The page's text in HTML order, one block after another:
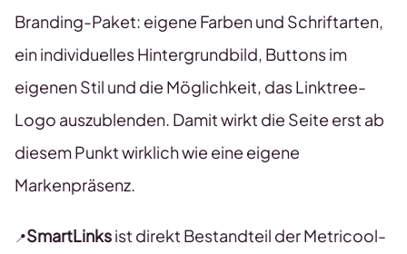
Branding-Paket: eigene Farben und Schriftarten,
ein individuelles Hintergrundbild, Buttons im
eigenen Stil und die Möglichkeit, das Linktree-
Logo auszublenden. Damit wirkt die Seite erst ab
diesem Punkt wirklich wie eine eigene
Markenpräsenz.
📍SmartLinksist direkt Bestandteil der Metricool-